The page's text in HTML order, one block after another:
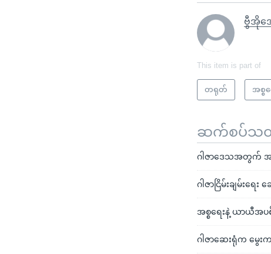
ဗွီအိုအေ
This item is part of
တရုတ် အစ္စ
ဆက်စပ်သတင်
ဂါဇာဒေသအတွက်
ဂါဇာငြိမ်းချမ်းရ
အစ္စရေးနဲ့ ယာယီအပ
ဂါဇာဆေးရုံက မွေ